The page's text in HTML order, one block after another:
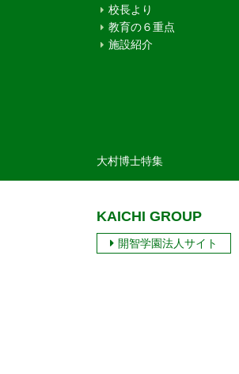
校長より
教育の６重点
施設紹介
大村博士特集
KAICHI GROUP
開智学園法人サイト